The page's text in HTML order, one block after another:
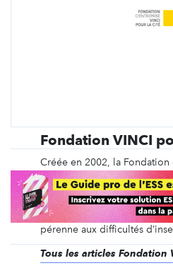
Fondation VINCI
Créée en 2002, la Fondation
pour la Cité est un trait
mondial des métiers des
construction, et le secteur
des actions innovantes qui
pérenne aux difficultés
Tous les articles Fondation